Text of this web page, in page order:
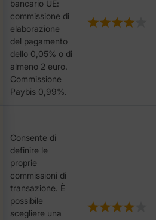
bancario UE:
commissione di
elaborazione
del pagamento
dello 0,05% o di
almeno 2 euro.
Commissione
Paybis 0,99%.
Consente di
definire le
proprie
commissioni di
transazione. È
possibile
scegliere una